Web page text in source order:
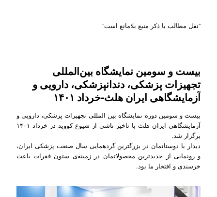
“نقل مطالب با ذکر منبع بلامانع است”
بیست و سومین نمایشگاه بین‌المللی
تجهیزات پزشکی، دندانپزشکی، دارویی و
آزمایشگاهی ایران هلث-خرداد ۱۴۰۱
بیست و سومین دوره نمایشگاه بین المللی تجهیزات پزشکی، دارویی و
آزمایشگاهی ایران هلث با تاخیر ناشی از شیوع کووید در خرداد ۱۴۰۱
برگزار شد.
دیدار با دوستانمان در بزرگترین گردهمایی سال صنعت پزشکی ایران،
و رونمایی از جدیدترین محصولاتمان در زمینه‌ی ستون فقرات باعث
خرسندی و افتخار ما بود.